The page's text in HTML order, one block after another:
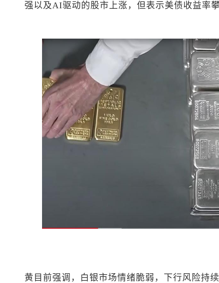
强以及AI驱动的股市上涨，但表示美债收益率
黄目前强调，白银市场情绪脆弱，下行风险持